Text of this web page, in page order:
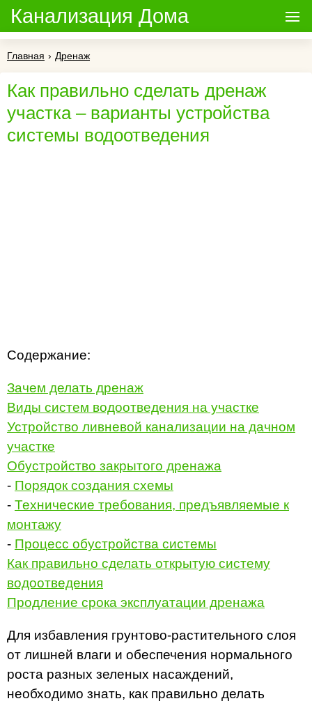
Канализация Дома
Главная › Дренаж
Как правильно сделать дренаж
участка – варианты устройства
системы водоотведения
Содержание:
Зачем делать дренаж
Виды систем водоотведения на участке
Устройство ливневой канализации на дачном
участке
Обустройство закрытого дренажа
- Порядок создания схемы
- Технические требования, предъявляемые к
монтажу
- Процесс обустройства системы
Как правильно сделать открытую систему
водоотведения
Продление срока эксплуатации дренажа
Для избавления грунтово-растительного слоя
от лишней влаги и обеспечения нормального
роста разных зеленых насаждений,
необходимо знать, как правильно делать